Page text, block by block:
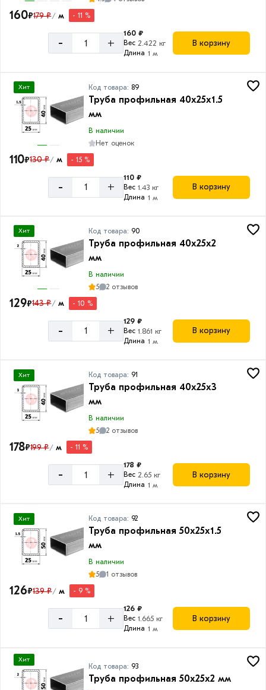
160₽179 ₽/ м - 11 %
- +
160 ₽
Вес 2.422 кг
Длина 1 м
В корзину
Хит Код товара: 89
Труба профильная 40х25х1.5
мм
В наличии
Нет оценок
110₽130 ₽/ м - 15 %
- +
110 ₽
Вес 1.43 кг
Длина 1 м
В корзину
Хит Код товара: 90
Труба профильная 40х25х2
мм
В наличии
5
2 отзывов
129₽143 ₽/ м - 10 %
- +
129 ₽
Вес 1.861 кг
Длина 1 м
В корзину
Хит Код товара: 91
Труба профильная 40х25х3
мм
В наличии
5
2 отзывов
178₽199 ₽/ м - 11 %
- +
178 ₽
Вес 2.65 кг
Длина 1 м
В корзину
Хит Код товара: 92
Труба профильная 50х25х1.5
мм
В наличии
5
1 отзывов
126₽139 ₽/ м - 9 %
- +
126 ₽
Вес 1.665 кг
Длина 1 м
В корзину
Хит
Код товара: 93
Труба профильная 50х25х2 мм